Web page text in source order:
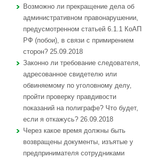
Возможно ли прекращение дела об
административном правонарушении,
предусмотренном статьей 6.1.1 КоАП
РФ (побои), в связи с примирением
сторон? 25.09.2018
Законно ли требование следователя,
адресованное свидетелю или
обвиняемому по уголовному делу,
пройти проверку правдивости
показаний на полиграфе? Что будет,
если я откажусь? 26.09.2018
Через какое время должны быть
возвращены документы, изъятые у
предпринимателя сотрудниками